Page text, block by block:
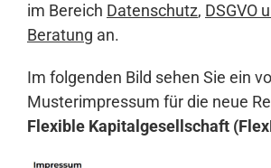
im Bereich Datenschutz, DSGVO
Beratung an.
Im folgenden Bild sehen Sie ein
Musterimpressum für die neue
Flexible Kapitalgesellschaft